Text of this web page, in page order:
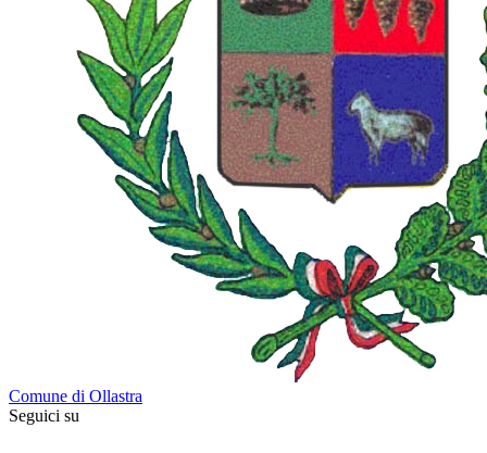
Comune di Ollastra
Seguici su